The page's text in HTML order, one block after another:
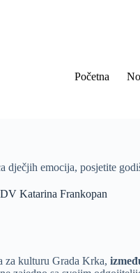
Početna
dječjih emocija, posjetite
Katarina Frankopan
za kulturu Grada Krka,